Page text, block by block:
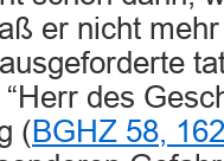
er nicht
des
(BGHZ 58, 162